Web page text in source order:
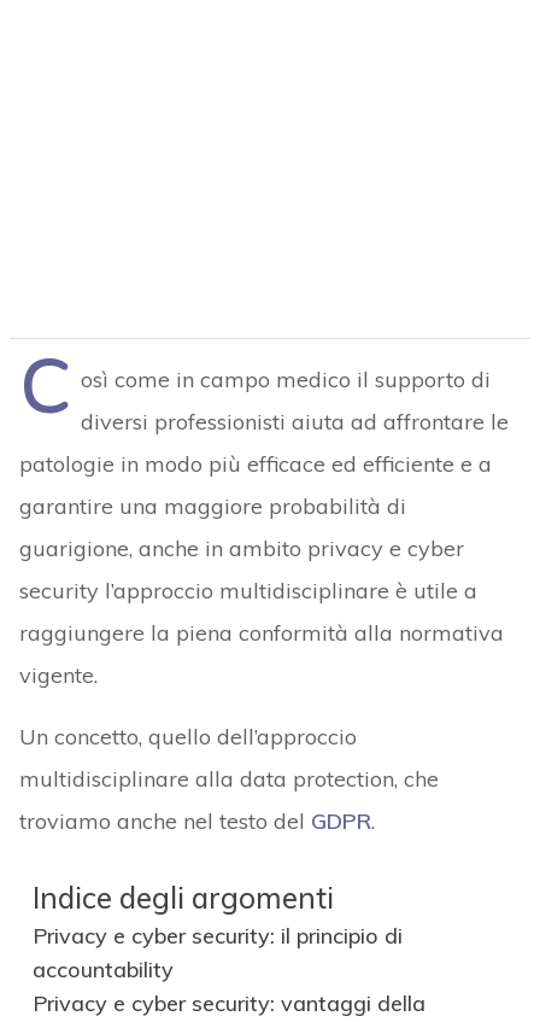
C osì come in campo medico il supporto di
diversi professionisti aiuta ad affrontare le
patologie in modo più efficace ed efficiente e a
garantire una maggiore probabilità di
guarigione, anche in ambito privacy e cyber
security l’approccio multidisciplinare è utile a
raggiungere la piena conformità alla normativa
vigente.
Un concetto, quello dell’approccio
multidisciplinare alla data protection, che
troviamo anche nel testo del GDPR.
Indice degli argomenti
Privacy e cyber security: il principio di
accountability
Privacy e cyber security: vantaggi della